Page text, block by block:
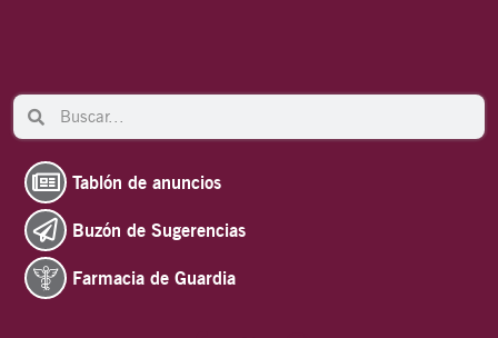
Search Search
Tablón de anuncios
Buzón de Sugerencias
Farmacia de Guardia